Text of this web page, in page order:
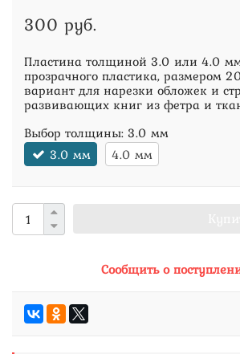
300 руб.
Пластина толщиной 3.0 или 4.0
прозрачного пластика, размером
вариант для нарезки обложек и
развивающих книг из фетра и
Выбор толщины: 3.0 мм
3.0 мм
4.0 мм
Сообщить о